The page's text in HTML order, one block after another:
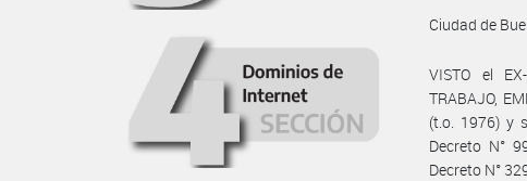
Ciudad de
VISTO el
TRABAJO,
(t.o. 1976) y
Decreto N°
Decreto N°